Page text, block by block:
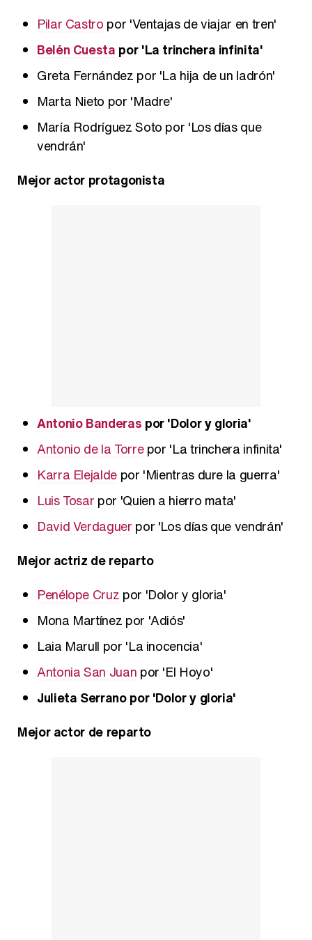
Pilar Castro por 'Ventajas de viajar en tren'
Belén Cuesta por 'La trinchera infinita'
Greta Fernández por 'La hija de un ladrón'
Marta Nieto por 'Madre'
María Rodríguez Soto por 'Los días que
vendrán'
Mejor actor protagonista
Antonio Banderas por 'Dolor y gloria'
Antonio de la Torrepor 'La trinchera infinita'
Karra Elejaldepor 'Mientras dure la guerra'
Luis Tosar por 'Quien a hierro mata'
David Verdaguer por 'Los días que vendrán'
Mejor actriz de reparto
Penélope Cruz por 'Dolor y gloria'
Mona Martínez por 'Adiós'
Laia Marull por 'La inocencia'
Antonia San Juan por 'El Hoyo'
Julieta Serrano por 'Dolor y gloria'
Mejor actor de reparto